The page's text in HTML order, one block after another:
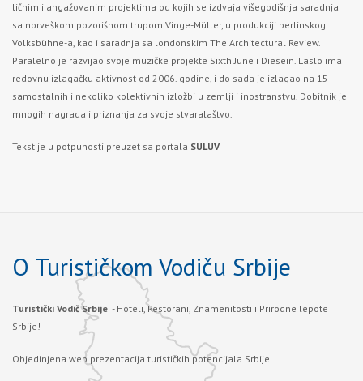
ličnim i angažovanim projektima od kojih se izdvaja višegodišnja saradnja
sa norveškom pozorišnom trupom Vinge-Müller, u produkciji berlinskog
Volksbühne-a, kao i saradnja sa londonskim The Architectural Review.
Paralelno je razvijao svoje muzičke projekte Sixth June i Diesein. Laslo ima
redovnu izlagačku aktivnost od 2006. godine, i do sada je izlagao na 15
samostalnih i nekoliko kolektivnih izložbi u zemlji i inostranstvu. Dobitnik je
mnogih nagrada i priznanja za svoje stvaralaštvo.
Tekst je u potpunosti preuzet sa portala SULUV
O Turističkom Vodiču Srbije
Turistički Vodič Srbije - Hoteli, Restorani, Znamenitosti i Prirodne lepote
Srbije!
Objedinjena web prezentacija turističkih potencijala Srbije.